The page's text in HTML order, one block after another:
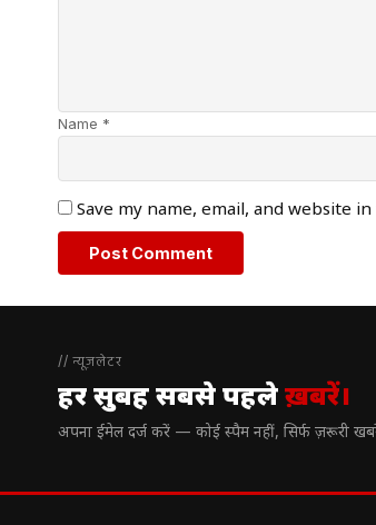
Name *
Save my name, email, and website
// न्यूज़लेटर
हर सुबह सबसे पहलेख़बरें।
अपना ईमेल दर्ज करें — कोई स्पैम नहीं, सिर्फ ज़रूरी